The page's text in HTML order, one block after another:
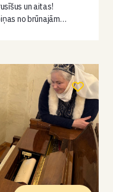
un aitas!
no brūnajām…